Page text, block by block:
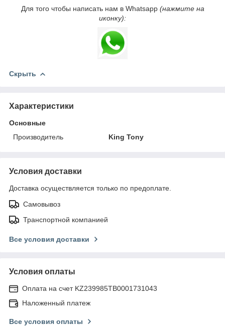
Для того чтобы написать нам в Whatsapp (нажмите на
иконку):
Скрыть
Характеристики
Основные
Производитель
King Tony
Условия доставки
Доставка осуществляется только по предоплате.
Самовывоз
Транспортной компанией
Все условия доставки
Условия оплаты
Оплата на счет KZ239985TB0001731043
Наложенный платеж
Все условия оплаты